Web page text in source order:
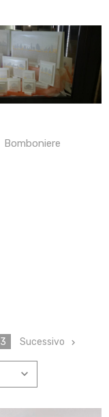
Bomboniere
3 Sucessivo